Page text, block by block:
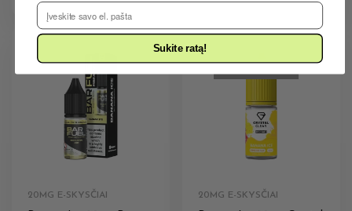
20MG E-SKYSČIAI 20MG E-SKYSČIAI
El. Pašto adresas
Sukite ratą!